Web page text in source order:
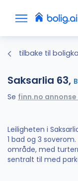
tilbake til
Saksarlia 63,
Se finn.no
Leiligheten i
1 bad og 3
område, med
sentralt til med